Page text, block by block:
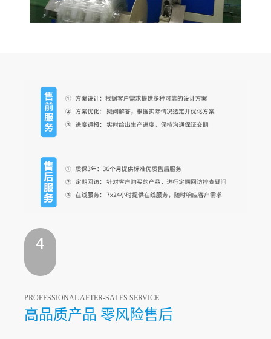
PROFESSIONAL AFTER-SALES SERVICE
高品质产品 零风险售后